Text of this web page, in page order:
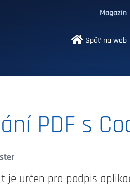
Magazín
SSL/TLS certifikáty
Späť na web
PDF s
je určen pro podpis